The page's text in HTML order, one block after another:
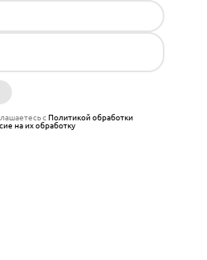
сПолитикой обработки
на их обработку